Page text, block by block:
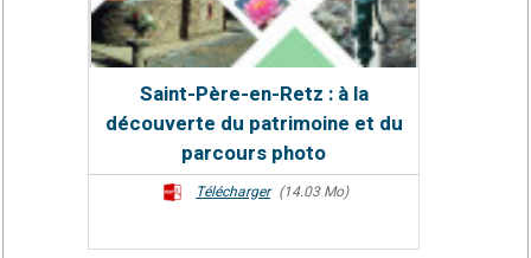
Saint-Père-en-Retz : à la
découverte du patrimoine et du
parcours photo
Télécharger (14.03 Mo)